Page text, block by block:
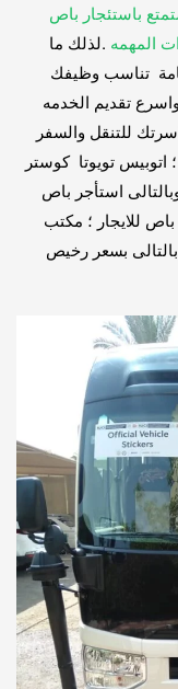
باستئجار باص
المهمه .لذلك ما
تناسب وظيفك
تقديم الخدمه
للتنقل والسفر
تويوتا كوستر
استأجر باص
باص للايجار ؛ مكتب
بسعر رخيص